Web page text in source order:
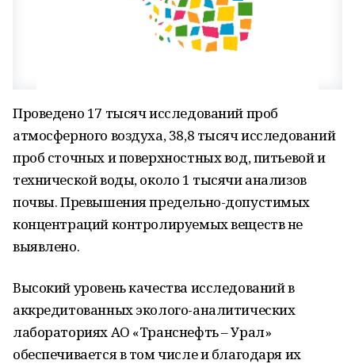
Проведено 17 тысяч исследований проб
атмосферного воздуха, 38,8 тысяч исследований
проб сточных и поверхностных вод, питьевой и
технической воды, около 1 тысячи анализов
почвы. Превышения предельно-допустимых
концентраций контролируемых веществ не
выявлено.
Высокий уровень качества исследований в
аккредитованных эколого-аналитических
лабораториях АО «Транснефть – Урал»
обеспечивается в том числе и благодаря их